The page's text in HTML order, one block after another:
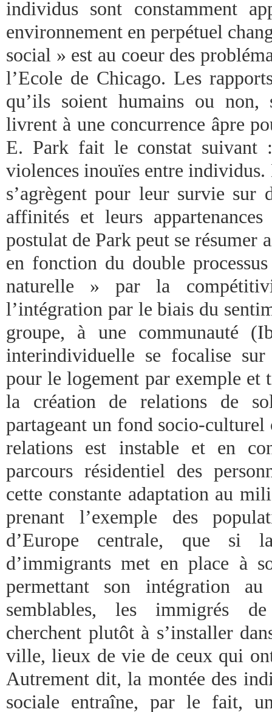
individus sont constamment
environnement en perpétuel
social » est au coeur des
l’Ecole de Chicago. Les
qu’ils soient humains ou
livrent à une concurrence âpre
E. Park fait le constat
violences inouïes entre individus.
s’agrègent pour leur survie sur
affinités et leurs
postulat de Park peut se
en fonction du double
naturelle » par la
l’intégration par le biais du
groupe, à une communauté
interindividuelle se focalise
pour le logement par exemple et
la création de relations de
partageant un fond socio-
relations est instable et en
parcours résidentiel des
cette constante adaptation au
prenant l’exemple des
d’Europe centrale, que si
d’immigrants met en place à
permettant son intégration
semblables, les immigrés
cherchent plutôt à s’installer
ville, lieux de vie de ceux qui
Autrement dit, la montée des
sociale entraîne, par le fait,